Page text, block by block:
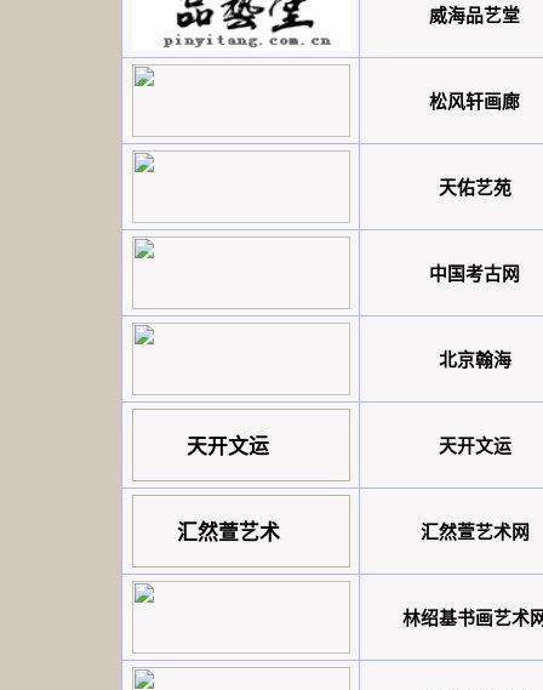
威海品艺堂
松风轩画廊
天佑艺苑
中国考古网
北京翰海
天开文运 天开文运
汇然萱艺术 汇然萱艺术网
林绍基书画艺术